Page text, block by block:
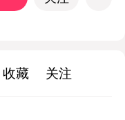
收藏 关注